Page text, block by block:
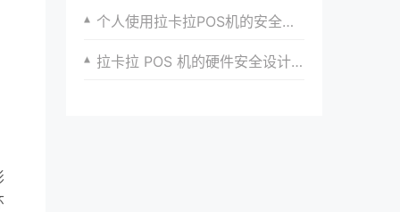
个人使用拉卡拉POS机的安全防范意识培养
拉卡拉 POS 机的硬件安全设计亮点​